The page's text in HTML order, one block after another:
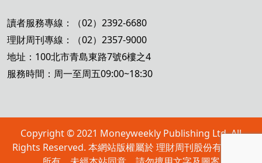
讀者服務專線：（02）2392-6680
理財周刊專線：（02）2357-9000
地址：100北市青島東路7號6樓之4
服務時間：周一至周五09:00~18:30
Copyright © 2021 Moneyweekly Publishing Ltd. All
Rights Reserved. 本網站版權屬於 理財周刊股份有限公司